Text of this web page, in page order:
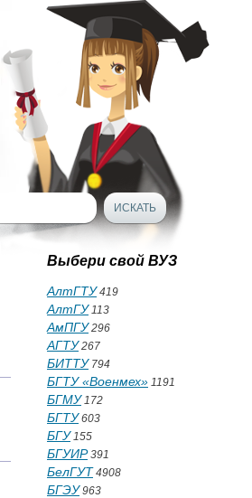
Выбери свой ВУЗ
АлтГТУ419
АлтГУ113
АмПГУ296
АГТУ267
БИТТУ794
БГТУ «Военмех» 1191
БГМУ172
БГТУ603
БГУ155
БГУИР391
БелГУТ 4908
БГЭУ963